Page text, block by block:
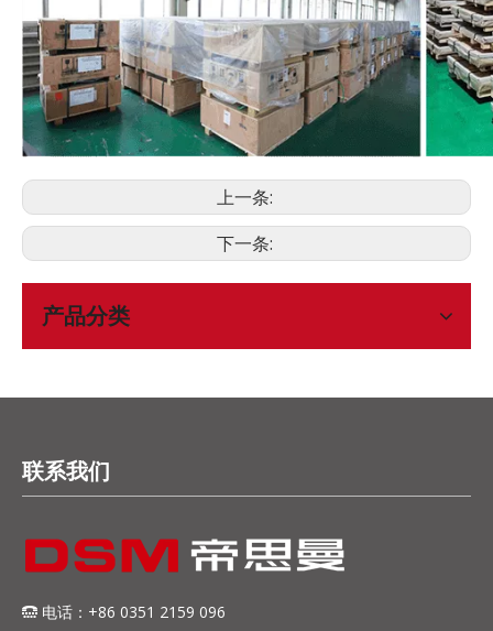
上一条:
下一条:
产品分类
联系我们
 电话：+86 0351 2159 096